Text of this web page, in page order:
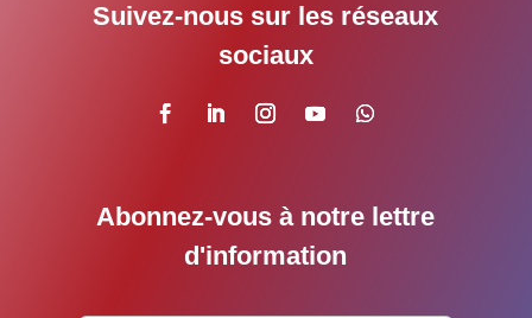
Suivez-nous sur les réseaux
sociaux
Abonnez-vous à notre lettre
d'information